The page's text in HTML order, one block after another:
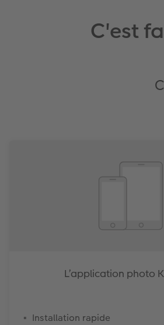
C'est
L’application photo
Installation rapide